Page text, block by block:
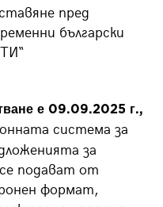
пред
български
е 09.09.2025 г.,
система за
за
подават от
формат,